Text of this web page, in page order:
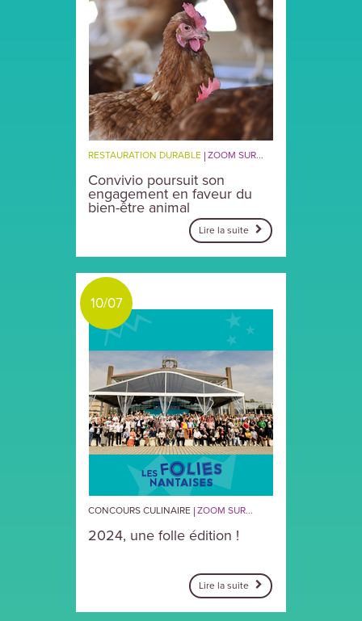
RESTAURATION DURABLE ZOOM SUR...
Convivio poursuit son
engagement en faveur du
bien-être animal
Lire la suite
10/07
CONCOURS CULINAIRE ZOOM SUR...
2024, une folle édition !
Lire la suite